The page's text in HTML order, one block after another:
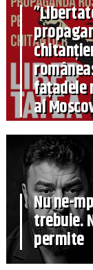
fațadele
al
Nu ne-
trebuie.
permite